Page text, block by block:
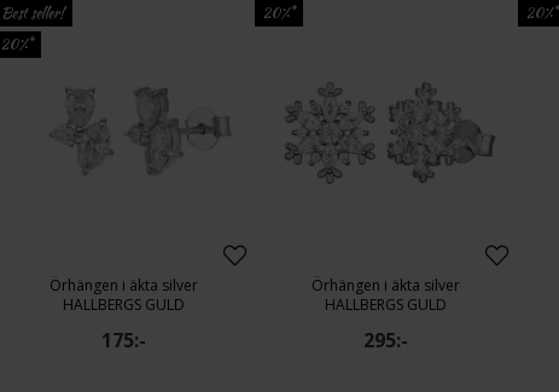
Best seller!
20%*
Örhängen i äkta silver
HALLBERGS GULD
175:-
20%*
Örhängen i äkta silver
HALLBERGS GULD
295:-
20%*